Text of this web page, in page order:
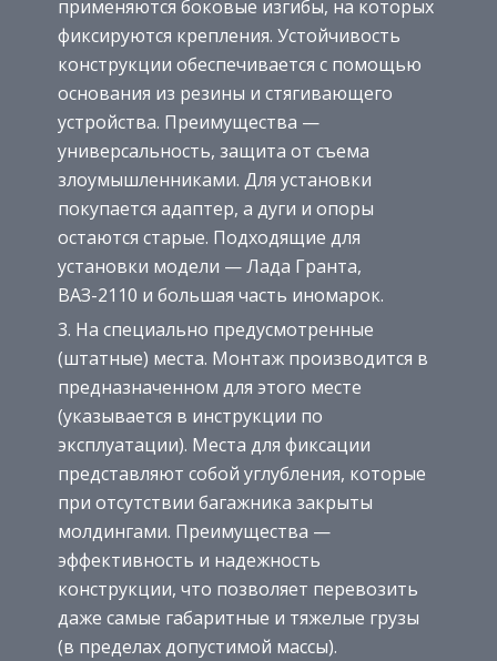
применяются боковые изгибы, на которых
фиксируются крепления. Устойчивость
конструкции обеспечивается с помощью
основания из резины и стягивающего
устройства. Преимущества —
универсальность, защита от съема
злоумышленниками. Для установки
покупается адаптер, а дуги и опоры
остаются старые. Подходящие для
установки модели — Лада Гранта,
ВАЗ-2110 и большая часть иномарок.
На специально предусмотренные
(штатные) места. Монтаж производится в
предназначенном для этого месте
(указывается в инструкции по
эксплуатации). Места для фиксации
представляют собой углубления, которые
при отсутствии багажника закрыты
молдингами. Преимущества —
эффективность и надежность
конструкции, что позволяет перевозить
даже самые габаритные и тяжелые грузы
(в пределах допустимой массы).